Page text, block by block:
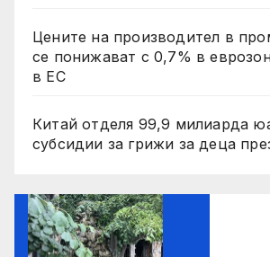
Цените на производител в
се понижават с 0,7% в
в ЕС
Китай отделя 99,9 милиарда
субсидии за грижи за деца